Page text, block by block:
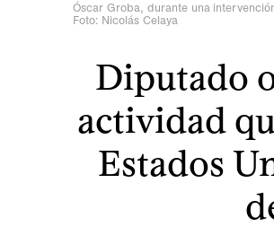
Óscar Groba, durante una
Foto: Nicolás Celaya
Diputado
actividad
Estados